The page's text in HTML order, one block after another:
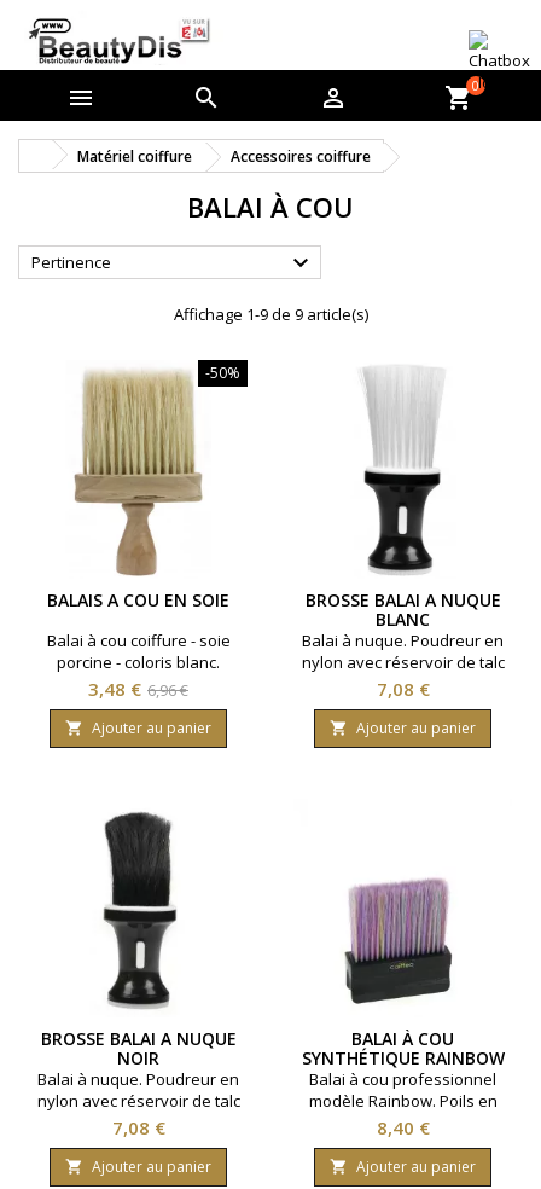
   shopping_cart0
Matériel coiffure Accessoires coiffure
BALAI À COU
Pertinence 
Affichage 1-9 de 9 article(s)
-50%
BALAIS A COU EN SOIE
Balai à cou coiffure - soie
porcine - coloris blanc.
Prix
3,48 € Prix
de
base
6,96 €
 Ajouter au panier
BROSSE BALAI A NUQUE
BLANC
Balai à nuque. Poudreur en
nylon avec réservoir de talc
rechargeable. Coloris Blanc.
Prix
7,08 €
 Ajouter au panier
BROSSE BALAI A NUQUE
NOIR
Balai à nuque. Poudreur en
nylon avec réservoir de talc
rechargeable. Coloris Noir.
Prix
7,08 €
 Ajouter au panier
BALAI À COU
SYNTHÉTIQUE RAINBOW
Balai à cou professionnel
modèle Rainbow. Poils en
nylon. Coloris : multicolore.
Prix
8,40 €
 Ajouter au panier